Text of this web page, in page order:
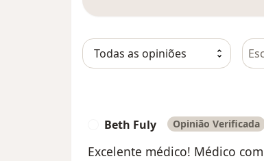
Beth Fuly Opinião Verificada
Excelente médico! Médico